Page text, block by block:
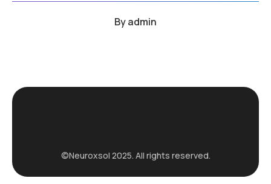
Byadmin
©Neuroxsol 2025. All rights reserved.